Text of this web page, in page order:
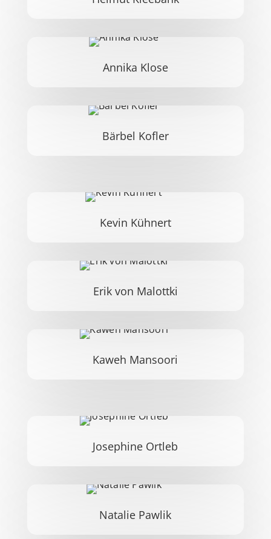
Annika Klose
Bärbel Kofler
Kevin Kühnert
Erik von Malottki
Kaweh Mansoori
Josephine Ortleb
Natalie Pawlik